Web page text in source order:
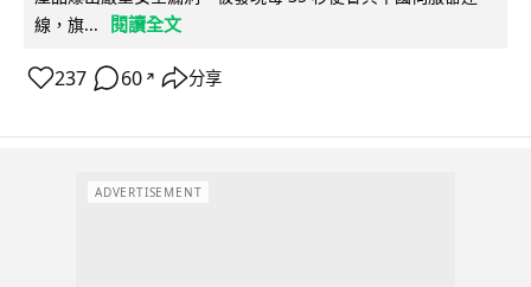
線，旗...
閱讀全文
237 60 ↗ 分享
ADVERTISEMENT